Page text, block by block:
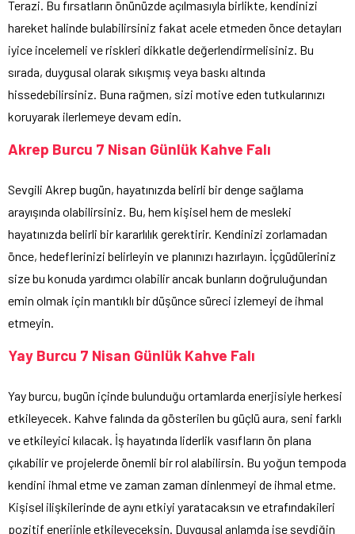
Terazi. Bu fırsatların önünüzde açılmasıyla birlikte, kendinizi
hareket halinde bulabilirsiniz fakat acele etmeden önce detayları
iyice incelemeli ve riskleri dikkatle değerlendirmelisiniz. Bu
sırada, duygusal olarak sıkışmış veya baskı altında
hissedebilirsiniz. Buna rağmen, sizi motive eden tutkularınızı
koruyarak ilerlemeye devam edin.
Akrep Burcu 7 Nisan Günlük Kahve Falı
Sevgili Akrep bugün, hayatınızda belirli bir denge sağlama
arayışında olabilirsiniz. Bu, hem kişisel hem de mesleki
hayatınızda belirli bir kararlılık gerektirir. Kendinizi zorlamadan
önce, hedeflerinizi belirleyin ve planınızı hazırlayın. İçgüdüleriniz
size bu konuda yardımcı olabilir ancak bunların doğruluğundan
emin olmak için mantıklı bir düşünce süreci izlemeyi de ihmal
etmeyin.
Yay Burcu 7 Nisan Günlük Kahve Falı
Yay burcu, bugün içinde bulunduğu ortamlarda enerjisiyle herkesi
etkileyecek. Kahve falında da gösterilen bu güçlü aura, seni farklı
ve etkileyici kılacak. İş hayatında liderlik vasıfların ön plana
çıkabilir ve projelerde önemli bir rol alabilirsin. Bu yoğun tempoda
kendini ihmal etme ve zaman zaman dinlenmeyi de ihmal etme.
Kişisel ilişkilerinde de aynı etkiyi yaratacaksın ve etrafındakileri
pozitif enerjinle etkileyeceksin. Duygusal anlamda ise sevdiğin